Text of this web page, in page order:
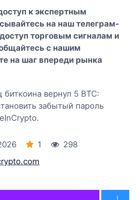
к экспертным
на наш телеграм-
торговым сигналам и
с нашим
на шаг впереди рынка
вернул 5 BTC:
забытый пароль
1
298